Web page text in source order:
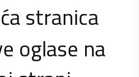
stranica
oglase na